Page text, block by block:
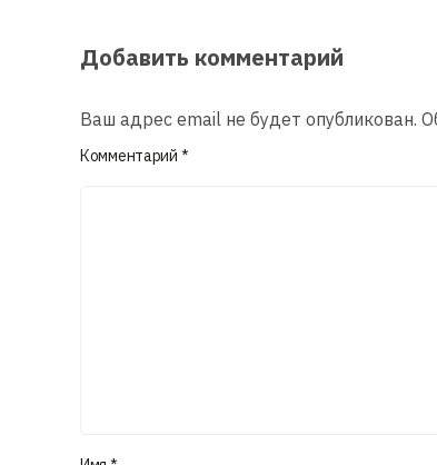
Добавить комментарий
Ваш адрес email не будет опубликован.
Комментарий *